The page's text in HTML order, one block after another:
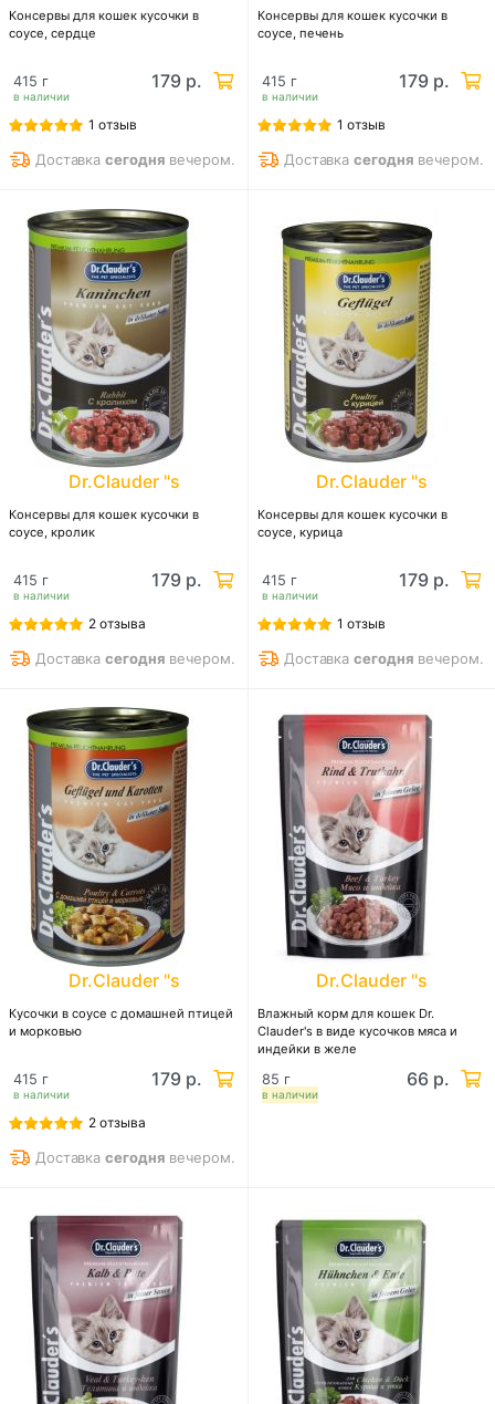
Консервы для кошек кусочки в
соусе, сердце
в наличии
415 г 179 р.
1 отзыв
Доставкасегодня вечером.
Консервы для кошек кусочки в
соусе, печень
в наличии
415 г 179 р.
1 отзыв
Доставкасегодня вечером.
Dr.Clauder "s
Консервы для кошек кусочки в
соусе, кролик
в наличии
415 г 179 р.
2 отзыва
Доставкасегодня вечером.
Dr.Clauder "s
Консервы для кошек кусочки в
соусе, курица
в наличии
415 г 179 р.
1 отзыв
Доставкасегодня вечером.
Dr.Clauder "s
Кусочки в соусе с домашней птицей
и морковью
в наличии
415 г 179 р.
2 отзыва
Доставкасегодня вечером.
Dr.Clauder "s
Влажный корм для кошек Dr.
Clauder's в виде кусочков мяса и
индейки в желе
в наличии
85 г 66 р.